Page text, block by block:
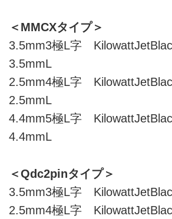
＜MMCXタイプ＞
3.5mm3極L字
3.5mmL
2.5mm4極L字
2.5mmL
4.4mm5極L字
4.4mmL
＜Qdc2pinタイプ＞
3.5mm3極L字
2.5mm4極L字